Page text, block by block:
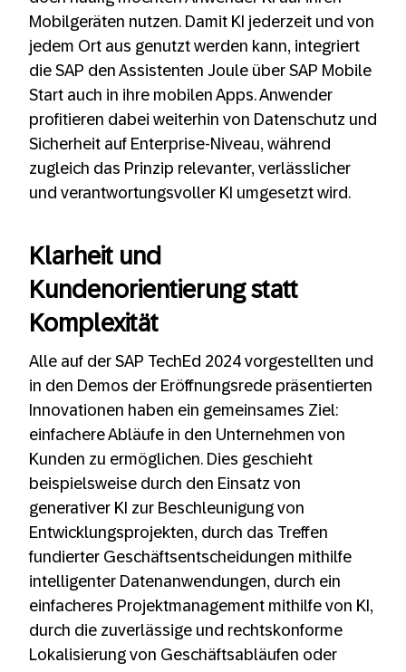
Mobilgeräten nutzen. Damit KI jederzeit und von
jedem Ort aus genutzt werden kann, integriert
die SAP den Assistenten Joule über SAP Mobile
Start auch in ihre mobilen Apps. Anwender
profitieren dabei weiterhin von Datenschutz und
Sicherheit auf Enterprise-Niveau, während
zugleich das Prinzip relevanter, verlässlicher
und verantwortungsvoller KI umgesetzt wird.
Klarheit und
Kundenorientierung statt
Komplexität
Alle auf der SAP TechEd 2024 vorgestellten und
in den Demos der Eröffnungsrede präsentierten
Innovationen haben ein gemeinsames Ziel:
einfachere Abläufe in den Unternehmen von
Kunden zu ermöglichen. Dies geschieht
beispielsweise durch den Einsatz von
generativer KI zur Beschleunigung von
Entwicklungsprojekten, durch das Treffen
fundierter Geschäftsentscheidungen mithilfe
intelligenter Datenanwendungen, durch ein
einfacheres Projektmanagement mithilfe von KI,
durch die zuverlässige und rechtskonforme
Lokalisierung von Geschäftsabläufen oder